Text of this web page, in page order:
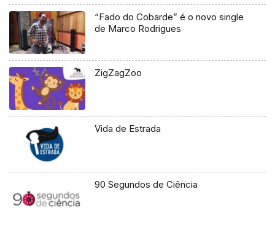
“Fado do Cobarde” é o novo single
de Marco Rodrigues
ZigZagZoo
Vida de Estrada
90 Segundos de Ciência